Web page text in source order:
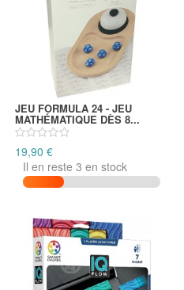
JEU FORMULA 24 - JEU
MATHÉMATIQUE DÈS 8...
19,90 €
Il en reste 3 en stock